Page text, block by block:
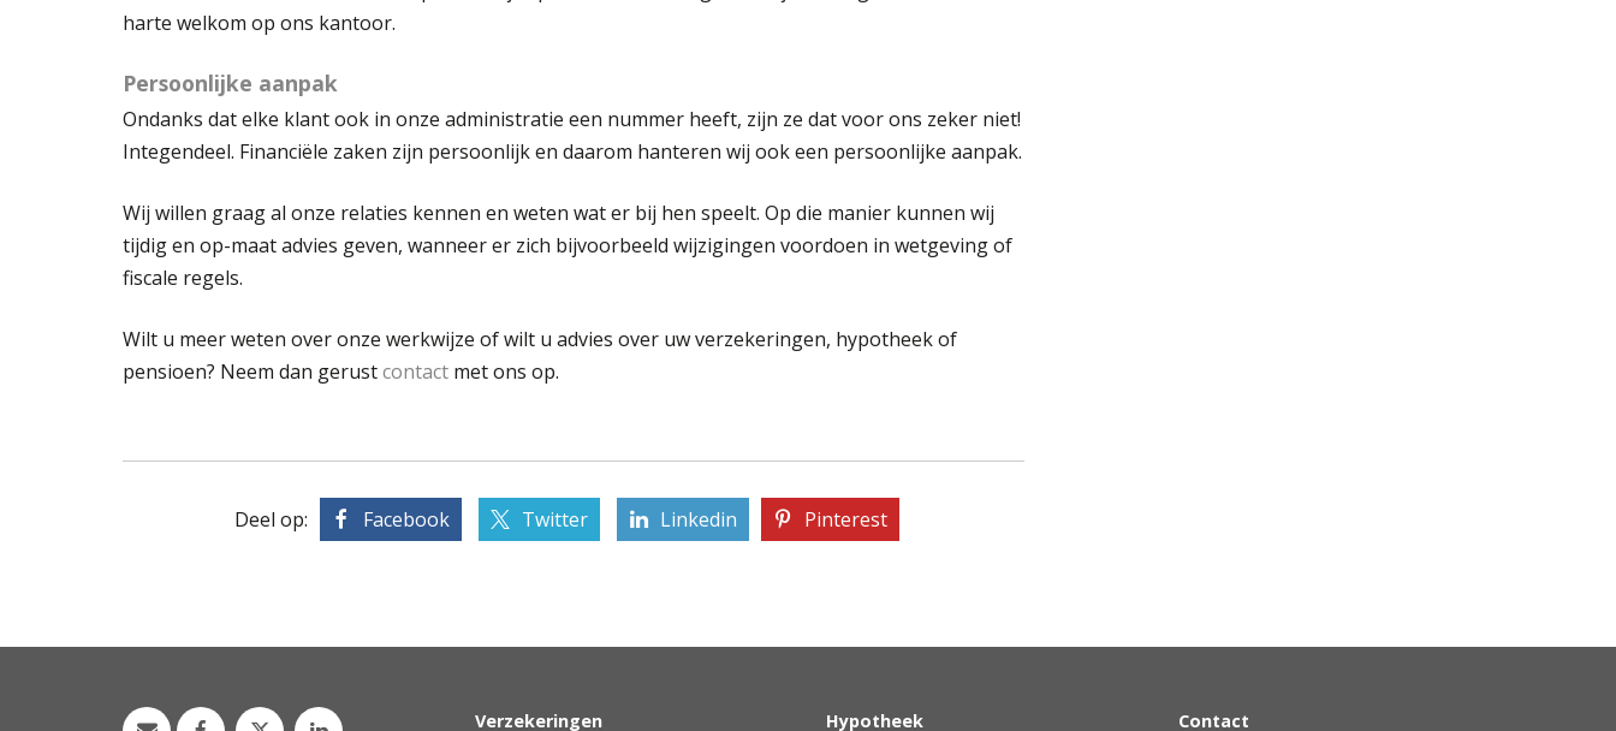
harte welkom op ons kantoor.
Persoonlijke aanpak
Ondanks dat elke klant ook in onze administratie een nummer heeft, zijn ze dat voor ons zeker niet!
Integendeel. Financiële zaken zijn persoonlijk en daarom hanteren wij ook een persoonlijke aanpak.
Wij willen graag al onze relaties kennen en weten wat er bij hen speelt. Op die manier kunnen wij
tijdig en op-maat advies geven, wanneer er zich bijvoorbeeld wijzigingen voordoen in wetgeving of
fiscale regels.
Wilt u meer weten over onze werkwijze of wilt u advies over uw verzekeringen, hypotheek of
pensioen? Neem dan gerustcontact met ons op.
Deel op: Facebook Twitter Linkedin Pinterest
Verzekeringen Hypotheek Contact